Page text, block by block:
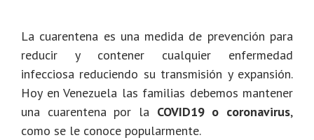
La cuarentena es una medida de prevención para
reducir y contener cualquier enfermedad
infecciosa reduciendo su transmisión y expansión.
Hoy en Venezuela las familias debemos mantener
una cuarentena por la COVID19 o coronavirus,
como se le conoce popularmente.